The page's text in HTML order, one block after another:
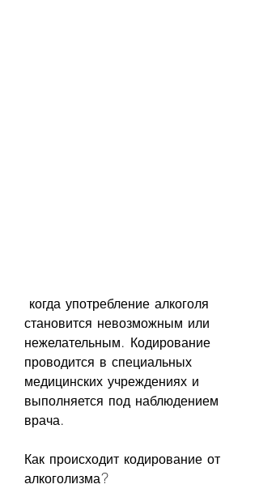
становится невозможным или
нежелательным. Кодирование
проводится в специальных
медицинских учреждениях и
выполняется под наблюдением
врача.
Как происходит кодирование от
алкоголизма?